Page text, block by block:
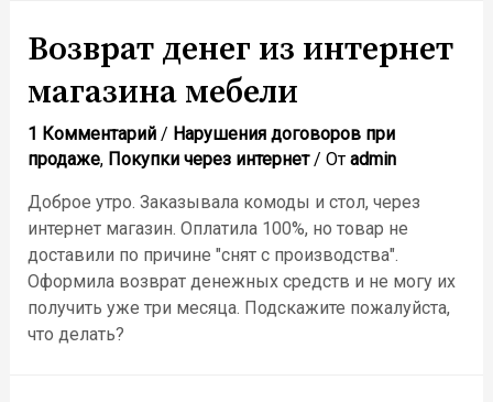
Возврат денег из интернет
магазина мебели
1 Комментарий / Нарушения договоров при
продаже, Покупки через интернет/ От admin
Доброе утро. Заказывала комоды и стол, через
интернет магазин. Оплатила 100%, но товар не
доставили по причине "снят с производства".
Оформила возврат денежных средств и не могу их
получить уже три месяца. Подскажите пожалуйста,
что делать?